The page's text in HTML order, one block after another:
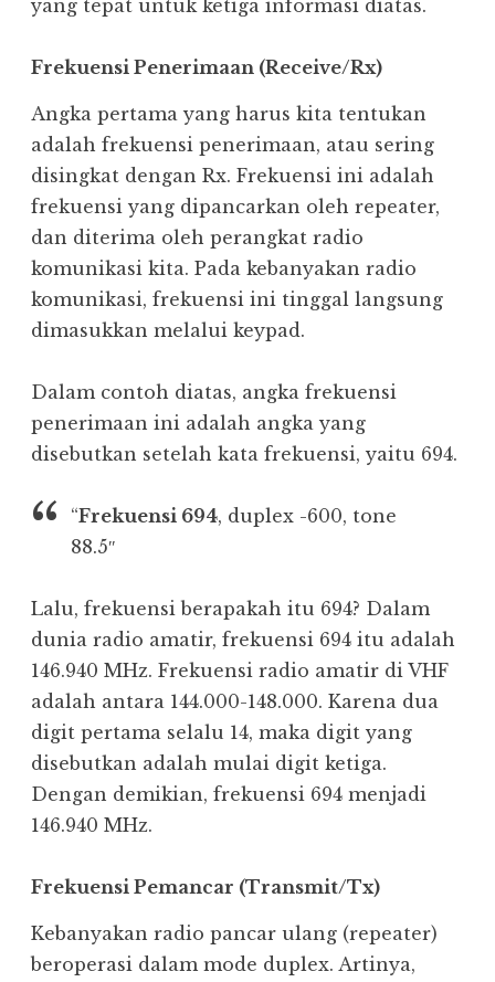
yang tepat untuk ketiga informasi diatas.
Frekuensi Penerimaan (Receive/Rx)
Angka pertama yang harus kita tentukan
adalah frekuensi penerimaan, atau sering
disingkat dengan Rx. Frekuensi ini adalah
frekuensi yang dipancarkan oleh repeater,
dan diterima oleh perangkat radio
komunikasi kita. Pada kebanyakan radio
komunikasi, frekuensi ini tinggal langsung
dimasukkan melalui keypad.
Dalam contoh diatas, angka frekuensi
penerimaan ini adalah angka yang
disebutkan setelah kata frekuensi, yaitu 694.
“Frekuensi 694, duplex -600, tone
88.5″
Lalu, frekuensi berapakah itu 694? Dalam
dunia radio amatir, frekuensi 694 itu adalah
146.940 MHz. Frekuensi radio amatir di VHF
adalah antara 144.000-148.000. Karena dua
digit pertama selalu 14, maka digit yang
disebutkan adalah mulai digit ketiga.
Dengan demikian, frekuensi 694 menjadi
146.940 MHz.
Frekuensi Pemancar (Transmit/Tx)
Kebanyakan radio pancar ulang (repeater)
beroperasi dalam mode duplex. Artinya,